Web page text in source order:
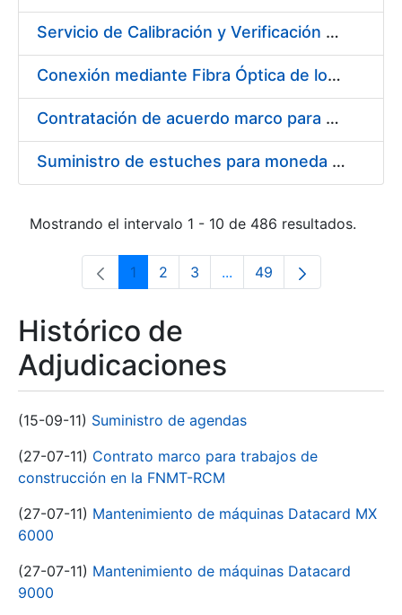
Servicio de Calibración y Verificación Externa de los Equipos de Medición del Servicio de Prevención de la FNMT-RCM
Conexión mediante Fibra Óptica de los Centros de Proceso de Datos (CPDs) de las sedes de la FNMT-RCM de Burgos y Madrid
Contratación de acuerdo marco para el Suministro de Material de Electricidad para la Fábrica Nacional de Moneda y Timbre-Real Casa de la Moneda en su centro de trabajo de Burgos
Suministro de estuches para moneda de 30 €
Mostrando el intervalo 1 - 10 de 486 resultados.
Página
1 Página
2 Página
3 ...Páginas intermedias Use
Página
49
Histórico de
Adjudicaciones
(15-09-11) Suministro de agendas
(27-07-11) Contrato marco para trabajos de
construcción en la FNMT-RCM
(27-07-11) Mantenimiento de máquinas Datacard MX
6000
(27-07-11) Mantenimiento de máquinas Datacard
9000